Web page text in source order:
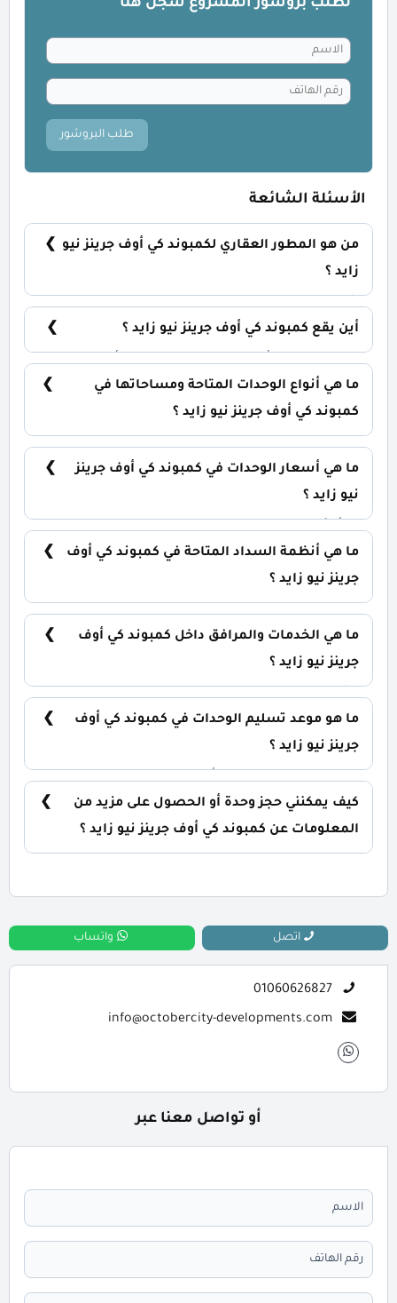
لطلب بروشور المشروع سجل هنا
طلب البروشور
الأسئلة الشائعة
من هو المطور العقاري لكمبوند كي أوف جرينز نيو
زايد ؟
TBK.
أين يقع كمبوند كي أوف جرينز نيو زايد ؟
سفنكس الدولي مباشرةً.
ما هي أنواع الوحدات المتاحة ومساحاتها في
كمبوند كي أوف جرينز نيو زايد ؟
تشمل: تاون هاوس: تبدأ من 164 متر² توين هاوس: تبدأ
من 232 متر² فلل مستقلة: تبدأ من 287 متر²
ما هي أسعار الوحدات في كمبوند كي أوف جرينز
نيو زايد ؟
الوحدة والمساحة، كما أن الأسعار قابلة للتغيير حسب
تطورات السوق.
ما هي أنظمة السداد المتاحة في كمبوند كي أوف
جرينز نيو زايد ؟
تقسيط الباقي على فترة تصل إلي 10 سنوات بدون أي
فوائد.
ما هي الخدمات والمرافق داخل كمبوند كي أوف
جرينز نيو زايد ؟
صناعية، نادي اجتماعي، مناطق ترفيهية للأطفال،
حمامات سباحة، ومناطق تجارية.
ما هو موعد تسليم الوحدات في كمبوند كي أوف
جرينز نيو زايد ؟
مع إمكانية التسليم نصف تشطيب أو تشطيب كامل
حسب رغبة العميل.
كيف يمكنني حجز وحدة أو الحصول على مزيد من
المعلومات عن كمبوند كي أوف جرينز نيو زايد ؟
اتصل واتساب
01060626827
info@octobercity-developments.com
أو تواصل معنا عبر